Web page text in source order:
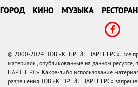
ГОРОД КИНО МУЗЫКА
© 2000-2024, ТОВ «КЕПРЕЙТ ПАРТНЕРС». Все
материалы, опубликованные на данном
ПАРТНЕРС». Какое-либо использование
разрешения ТОВ «КЕПРЕЙТ ПАРТНЕРС»